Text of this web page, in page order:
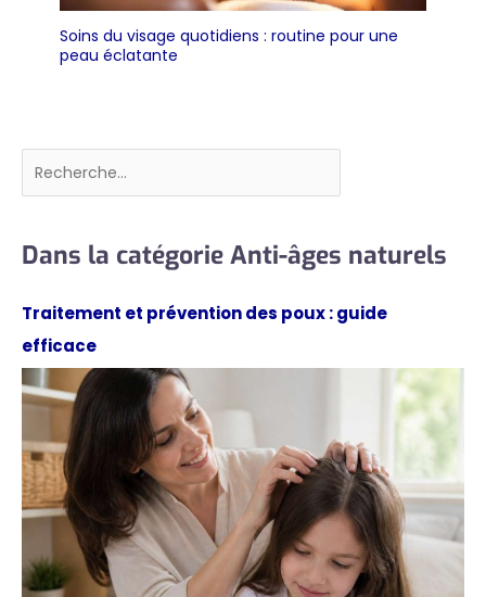
doit être égoutté.
Utilisation à La Maison,
Au Bureau Ou En
Soins du visage quotidiens : routine pour une
peau éclatante
Rechercher
Dans la catégorie Anti-âges naturels
Traitement et prévention des poux : guide
efficace